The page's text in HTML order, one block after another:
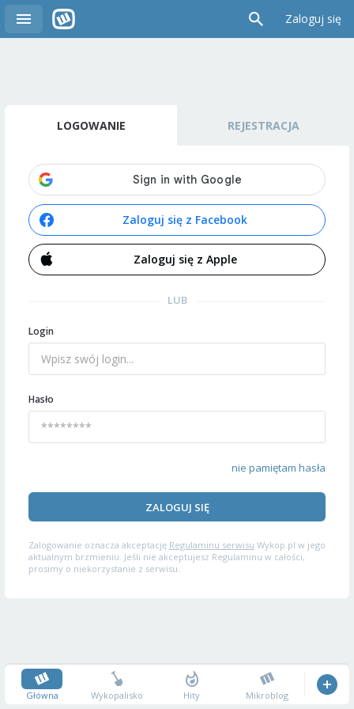
Zaloguj się
LOGOWANIE REJESTRACJA
Zaloguj się z Facebook
Zaloguj się z Apple
LUB
Login
Hasło
nie pamiętam hasła
ZALOGUJ SIĘ
Zalogowanie oznacza akceptację Regulaminu serwisu Wykop.pl w jego
aktualnym brzmieniu. Jeśli nie akceptujesz Regulaminu w całości,
prosimy o niekorzystanie z serwisu.
Główna Wykopalisko Hity Mikroblog